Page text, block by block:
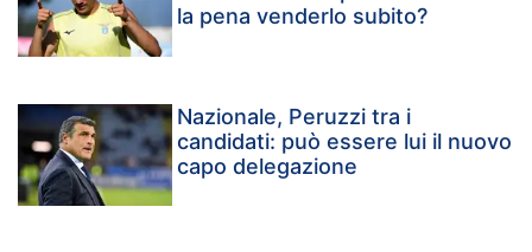
la pena venderlo subito?
Nazionale, Peruzzi tra i
candidati: può essere lui il nuovo
capo delegazione